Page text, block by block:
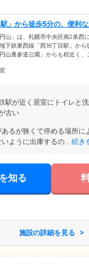
駅」から徒歩5分の、便利
円山」は、札幌市中央区南2条西
下鉄東西線「西18丁目駅」か
山裏参道公園」からも程近く
軽にお立ち寄りください。当ホ
住まいで、新生活をお楽しみく
駅が近く居室にトイレと洗
古い
るが狭くて停める場所に
ように出庫するの... 続き
知る
施設の詳細を見る